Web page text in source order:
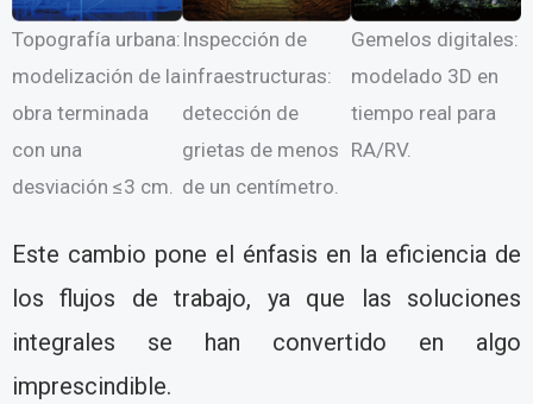
Topografía urbana:
modelización de la
obra terminada
con una
desviación ≤3 cm.
Inspección de
infraestructuras:
detección de
grietas de menos
de un centímetro.
Gemelos digitales:
modelado 3D en
tiempo real para
RA/RV.
Este cambio pone el énfasis en la eficiencia de
los flujos de trabajo, ya que las soluciones
integrales se han convertido en algo
imprescindible.